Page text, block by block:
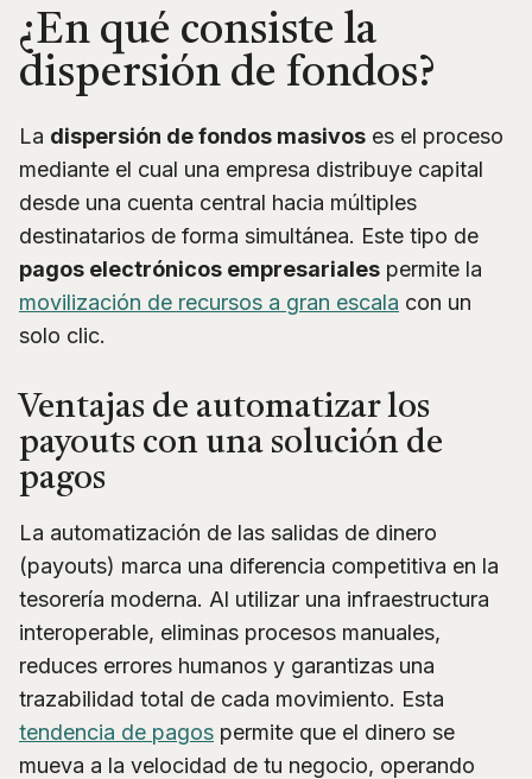
¿En qué consiste la
dispersión de fondos?
La dispersión de fondos masivos es el proceso
mediante el cual una empresa distribuye capital
desde una cuenta central hacia múltiples
destinatarios de forma simultánea. Este tipo de
pagos electrónicos empresariales permite la
movilización de recursos a gran escala con un
solo clic.
Ventajas de automatizar los
payouts con una solución de
pagos
La automatización de las salidas de dinero
(payouts) marca una diferencia competitiva en la
tesorería moderna. Al utilizar una infraestructura
interoperable, eliminas procesos manuales,
reduces errores humanos y garantizas una
trazabilidad total de cada movimiento. Esta
tendencia de pagos permite que el dinero se
mueva a la velocidad de tu negocio, operando